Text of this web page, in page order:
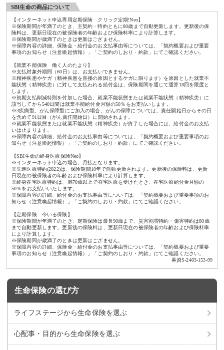
SBI生命の商品について
【インターネット申込専用定期保険 クリック定期!Neo】
※保険期間が年満了のとき、主契約・特約ともに80歳まで自動更新します。更新後の保
険料は、更新日現在の被保険者の年齢および保険料率により計算します。
※保険期間が歳満了のときは更新はござません。
※保障内容の詳細、保険金・給付金のお支払事由等については、「契約概要および重要
事項のお知らせ（注意喚起情報）」「ご契約のしおり・約款」にてご確認ください。
【就業不能保険 働く人のたより】
※支払対象外期間（60日）は、お支払いできません。
※精神疾患やケガ（精神疾患を直接の原因とするケガに限ります）を原因とした就業不
能状態（精神疾患）に対して支払われる給付金は、保険期間を通じて通算18回を限度と
します。
※初期支払削減特則を付加した場合、就業不能状態または就業不能状態（精神疾患）に
該当してから540日間は就業不能給付金月額の50％をお支払いします。
※3疾病型、がん保障型にご加入の場合、がんの保障については、責任開始日からその日
を含めて91日目（がん責任開始日）に開始されます。
※就業不能状態または就業不能状態（精神疾患）が終了した場合には、給付金のお支払
いは止まります。
※保障内容の詳細、給付金のお支払事由等については、「契約概要および重要事項のお
知らせ（注意喚起情報）」「ご契約のしおり・約款」にてご確認ください。
【SBI生命の終身医療保険Neo】
※インターネット申込の場合、月払となります。
※先進医療特約(2022)は、保険期間10年で自動更新されます。更新後の保険料は、更新
日現在の被保険者の年齢および保険料率により計算します。
※終身在宅医療特約は、満70歳以上で在宅医療を受けたとき、在宅医療給付金月額の
50％をお支払いいたします。
※保障内容の詳細、給付金のお支払事由等については、「契約概要および重要事項のお
知らせ（注意喚起情報）」「ご契約のしおり・約款」にてご確認ください。
【定期保険 今いる保険】
※保険期間が年満了のとき、定期保険は最長90歳まで、災害割増特約・傷害特約は80歳
まで自動更新します。更新後の保険料は、更新日現在の被保険者の年齢および保険料率
により計算します。
※保険期間が歳満了のときは更新はござません。
※保障内容の詳細、保険金・給付金のお支払事由等については、「契約概要および重要
事項のお知らせ（注意喚起情報）」「ご契約のしおり・約款」にてご確認ください。
募資S-2403-153-99
生命保険の選び方
ライフステージから生命保険を選ぶ
心配事・目的から生命保険を選ぶ